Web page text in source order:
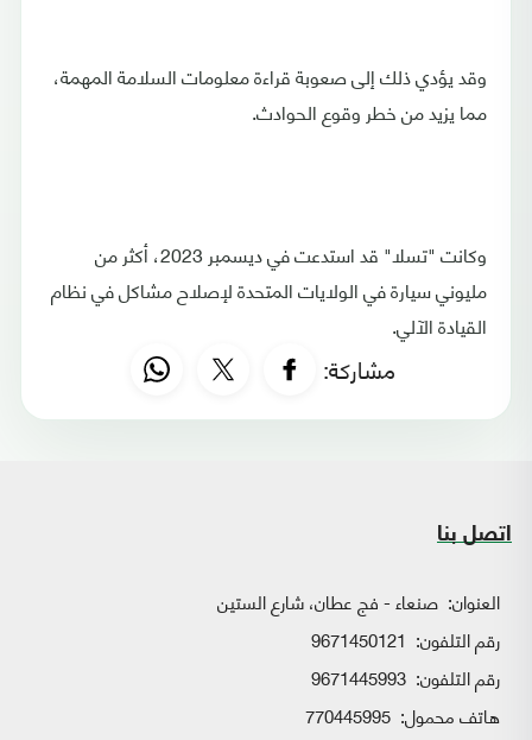
وقد يؤدي ذلك إلى صعوبة قراءة معلومات السلامة المهمة،
مما يزيد من خطر وقوع الحوادث.
وكانت "تسلا" قد استدعت في ديسمبر 2023، أكثر من
مليوني سيارة في الولايات المتحدة لإصلاح مشاكل في نظام
القيادة الآلي.
مشاركة:
اتصل بنا
العنوان: صنعاء - فج عطان، شارع الستين
رقم التلفون: 9671450121
رقم التلفون: 9671445993
هاتف محمول: 770445995